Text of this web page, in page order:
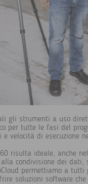
gli strumenti a uso
per tutte le fasi del
velocità di esecuzione
risulta ideale, anche
condivisione dei
permettiamo a
soluzioni software